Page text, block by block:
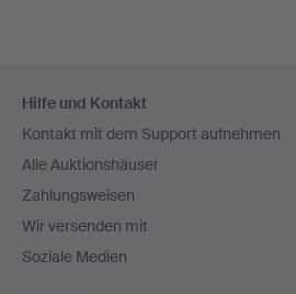
Navigation
Hilfe und Kontakt
Kontakt mit dem Support aufnehmen
Alle Auktionshäuser
Zahlungsweisen
Wir versenden mit
Soziale Medien